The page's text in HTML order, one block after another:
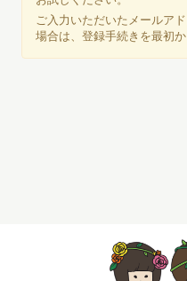
ご入力いただいたメールア
場合は、登録手続きを最初